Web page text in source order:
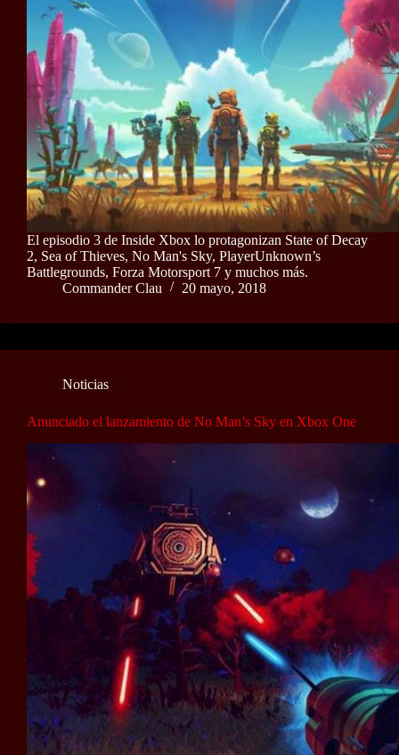
El episodio 3 de Inside Xbox lo protagonizan State of Decay
2, Sea of Thieves, No Man's Sky, PlayerUnknown’s
Battlegrounds, Forza Motorsport 7 y muchos más.
Commander Clau
20 mayo, 2018
Noticias
Anunciado el lanzamiento de No Man’s Sky en Xbox One